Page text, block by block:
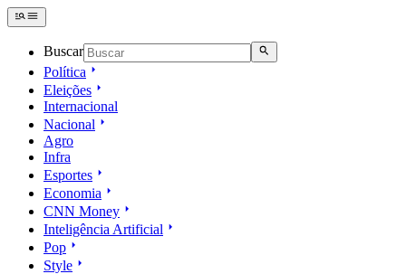
Buscar
Política
Eleições
Internacional
Nacional
Agro
Infra
Esportes
Economia
CNN Money
Inteligência Artificial
Pop
Style